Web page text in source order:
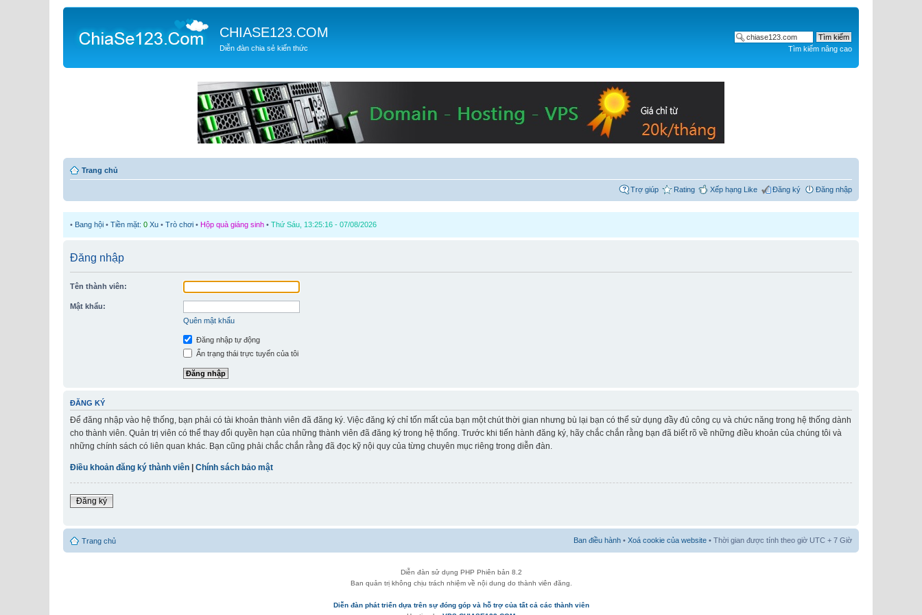
CHIASE123.COM
Diễn đàn chia sẻ kiến thức Tìm kiếm nâng cao
Trang chủ
Trợ giúp Rating Xếp hạng Like Đăng ký Đăng nhập
• Bang hội • Tiền mặt: 0 Xu • Trò chơi • Hộp quà giáng sinh • Thứ Sáu, 13:25:16 - 07/08/2026
Đăng nhập
Tên thành viên:
Mật khẩu:
Quên mật khẩu
Đăng nhập tự động
Ẩn trạng thái trực tuyến của tôi
ĐĂNG KÝ
Để đăng nhập vào hệ thống, bạn phải có tài khoản thành viên đã đăng ký. Việc đăng ký chỉ tốn mất của bạn một chút thời gian nhưng bù lại bạn có thể sử dụng đầy đủ công cụ và chức năng trong hệ thống dành
cho thành viên. Quản trị viên có thể thay đổi quyền hạn của những thành viên đã đăng ký trong hệ thống. Trước khi tiến hành đăng ký, hãy chắc chắn rằng bạn đã biết rõ về những điều khoản của chúng tôi và
những chính sách có liên quan khác. Bạn cũng phải chắc chắn rằng đã đọc kỹ nội quy của từng chuyên mục riêng trong diễn đàn.
Điều khoản đăng ký thành viên Chính sách bảo mật
Đăng ký
Trang chủ Ban điều hành • Xoá cookie của website • Thời gian được tính theo giờ UTC + 7 Giờ
Diễn đàn sử dụng PHP Phiên bản 8.2
Ban quản trị không chịu trách nhiệm về nội dung do thành viên đăng.
Diễn đàn phát triển dựa trên sự đóng góp và hỗ trợ của tất cả các thành viên